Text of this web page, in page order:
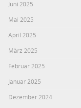
Juni 2025
Mai 2025
April 2025
März 2025
Februar 2025
Januar 2025
Dezember 2024